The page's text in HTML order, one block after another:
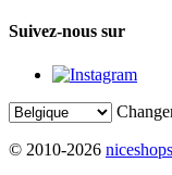
Suivez-nous sur
© 2010-2026